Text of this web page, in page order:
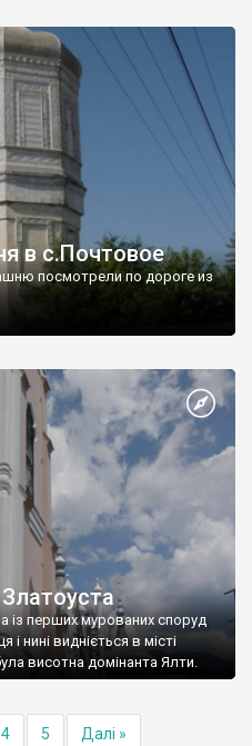
в с.Почтовое
посмотрели по дороге из
із перших мурованих споруд
нині видніється в місті
висотна домінанта Ялти.
4 5 Далі »